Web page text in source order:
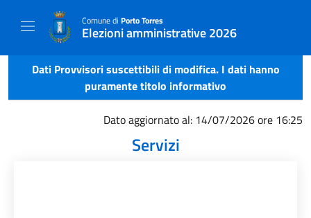
Comune di Porto Torres
Elezioni amministrative 2026
Dati Provvisori suscettibili di modifica. I dati hanno
puramente titolo informativo
Dato aggiornato al: 14/07/2026 ore 16:25
Servizi